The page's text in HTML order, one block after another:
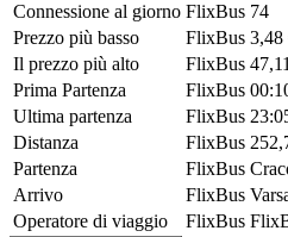
Connessione al giorno FlixBus 74
Prezzo più basso
FlixBus 3,48
Il prezzo più alto
FlixBus
Prima Partenza
FlixBus
Ultima partenza
FlixBus
Distanza
FlixBus
Partenza
FlixBus
Arrivo
FlixBus
Operatore di viaggio
FlixBus ©